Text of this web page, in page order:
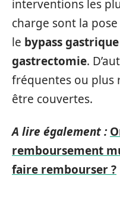
interventions les
charge sont la pose
le bypass gastrique
gastrectomie.
fréquentes ou plus
être couvertes.
A lire également :
remboursement
faire rembourser ?